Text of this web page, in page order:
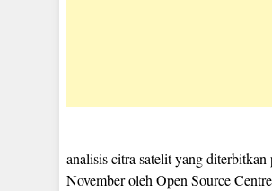
analisis citra satelit yang diterbitkan
November oleh Open Source